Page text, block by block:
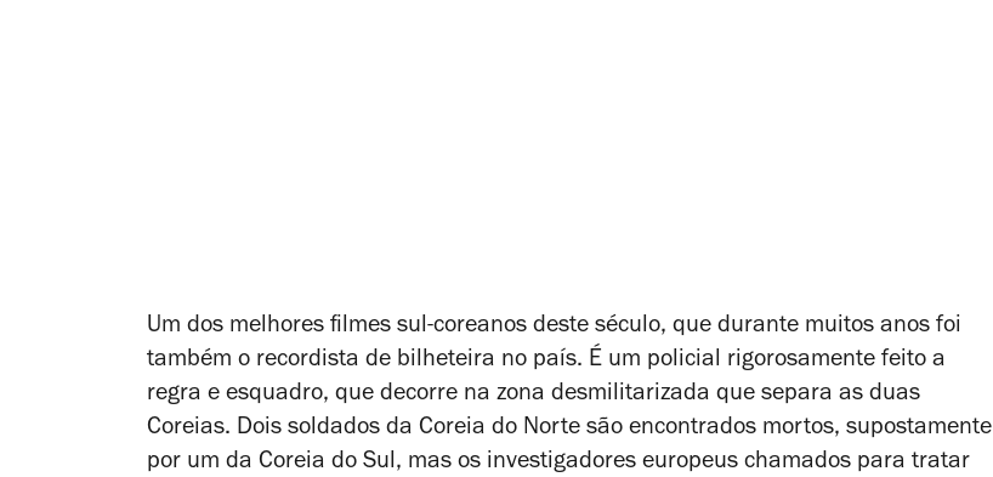
Um dos melhores filmes sul-coreanos deste século, que durante muitos anos foi
também o recordista de bilheteira no país. É um policial rigorosamente feito a
regra e esquadro, que decorre na zona desmilitarizada que separa as duas
Coreias. Dois soldados da Coreia do Norte são encontrados mortos, supostamente
por um da Coreia do Sul, mas os investigadores europeus chamados para tratar